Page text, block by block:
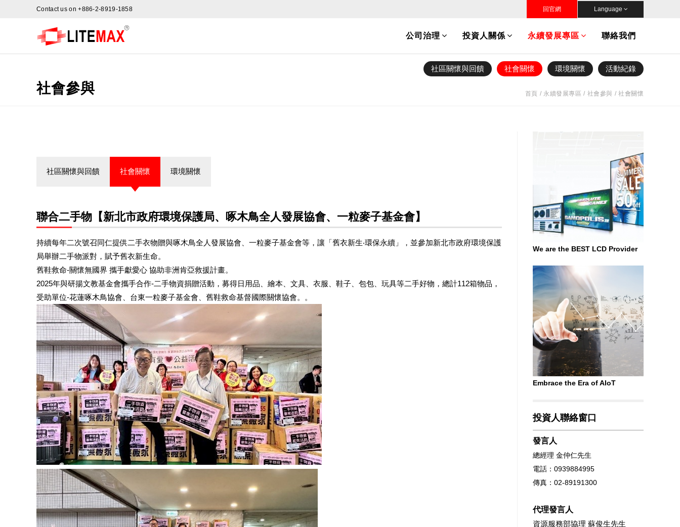
公司治理 投資人關係 永續發展專區 聯絡我們
Contact us on+886-2-8919-1858 回官網 Language
社區關懷與回饋 社會關懷 環境關懷 活動紀錄
社會參與 首頁 永續發展專區 社會參與 社會關懷
社區關懷與回饋 社會關懷 環境關懷
聯合二手物【新北市政府環境保護局、啄木鳥全人發展協會、一粒麥子基金會】
持續每年二次號召同仁提供二手衣物贈與啄木鳥全人發展協會、一粒麥子基金會等，讓「舊衣新生‧環保永續」，並參加新北市政府環境保護
局舉辦二手物派對，賦予舊衣新生命。
舊鞋救命-關懷無國界 攜手獻愛心 協助非洲肯亞救援計畫。
2025年與研揚文教基金會攜手合作-二手物資捐贈活動，募得日用品、繪本、文具、衣服、鞋子、包包、玩具等二手好物，總計112箱物品，
受助單位-花蓮啄木鳥協會、台東一粒麥子基金會、舊鞋救命基督國際關懷協會。。
We are the BEST LCD Provider
Embrace the Era of AIoT
投資人聯絡窗口
發言人
總經理 金仲仁先生
電話：0939884995
傳真：02-89191300
代理發言人
資源服務部協理 蘇俊生先生